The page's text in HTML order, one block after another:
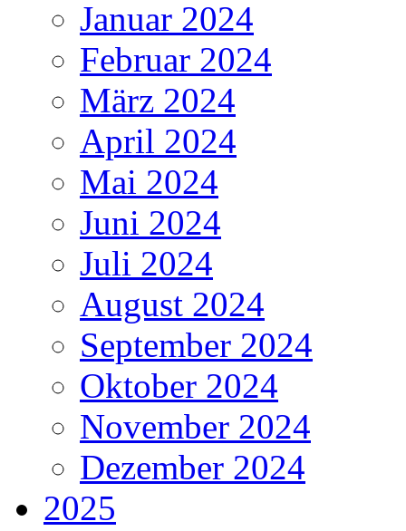
Januar 2024
Februar 2024
März 2024
April 2024
Mai 2024
Juni 2024
Juli 2024
August 2024
September 2024
Oktober 2024
November 2024
Dezember 2024
2025